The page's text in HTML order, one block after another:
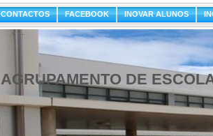
CONTACTOS FACEBOOK INOVAR ALUNOS
AGRUPAMENTO DE